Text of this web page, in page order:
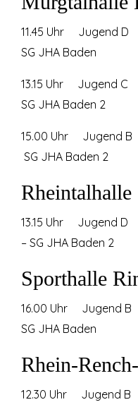
11.45 Uhr Jugend D
SG JHA Baden
13.15 Uhr Jugend C
SG JHA Baden 2
15.00 Uhr Jugend B
SG JHA Baden 2
Rheintalhalle
13.15 Uhr Jugend D
– SG JHA Baden 2
Sporthalle
16.00 Uhr Jugend B
SG JHA Baden
Rhein-
12.30 Uhr Jugend B